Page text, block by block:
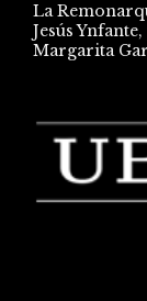
La
Jesús
Margarita